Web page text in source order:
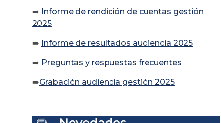
➡️ Informe de rendición de cuentas gestión
2025
➡️ Informe de resultados audiencia 2025
➡️ Preguntas y respuestas frecuentes
➡️Grabación audiencia gestión 2025